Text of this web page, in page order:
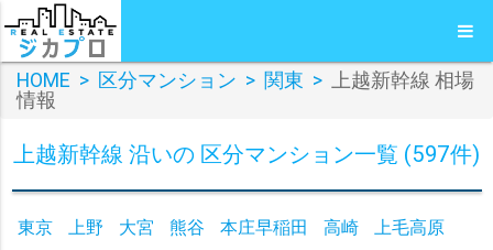
HOME > 区分マンション > 関東 > 上越新幹線 相場
情報
上越新幹線 沿いの 区分マンション一覧 (597件)
東京 上野 大宮 熊谷 本庄早稲田 高崎 上毛高原